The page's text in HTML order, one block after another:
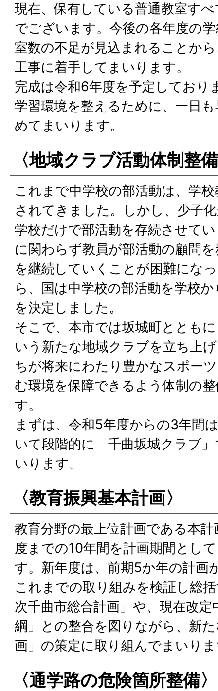
現在、保有している普通教室す
でございます。今後の各年度の
室数の不足が見込まれることか
工事に着手してまいります。
完成は令和6年度を予定しており
学習環境を整えるために、一日
めてまいります。
〈地域クラブ活動体制整
これまで中学校の部活動は、学
されてきました。しかし、少子
学校だけで部活動を存続させて
に関わらず教員が部活動の顧問
を継続していくことが困難にな
ら、国は中学校の部活動を学校
を決定しました。
そこで、本市では坂城町ととも
いう新たな地域クラブを立ち上
ちが将来にわたり豊かなスポー
む環境を保障できるよう体制の
す。
まずは、令和5年度からの3年間
いて段階的に「千曲坂城クラブ
いります。
〈教育振興基本計画〉
教育分野の最上位計画である本
度までの10年間を計画期間とし
す。新年度は、前期5か年の計画
これまでの取り組みを検証し総
次千曲市総合計画」や、現在改
綱」との整合を図りながら、新
画」の策定に取り組んでまいり
〈通学路の危険箇所整備〉